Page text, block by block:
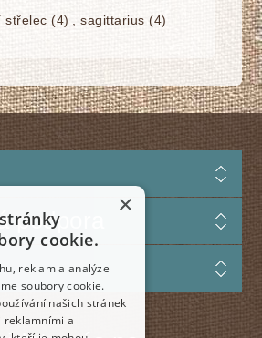
střelec (4) sagittarius (4)
podpora
×
cookie.
reklam a analýze
soubory cookie.
našich stránek
reklamními a